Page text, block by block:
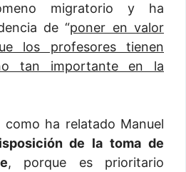
migratorio y ha
de “poner en valor
los profesores tienen
tan importante en la
ha relatado Manuel
de la toma de
, porque es prioritario